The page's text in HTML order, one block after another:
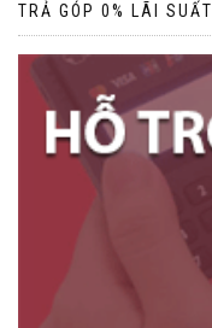
TRẢ GÓP 0% LÃI SUẤT